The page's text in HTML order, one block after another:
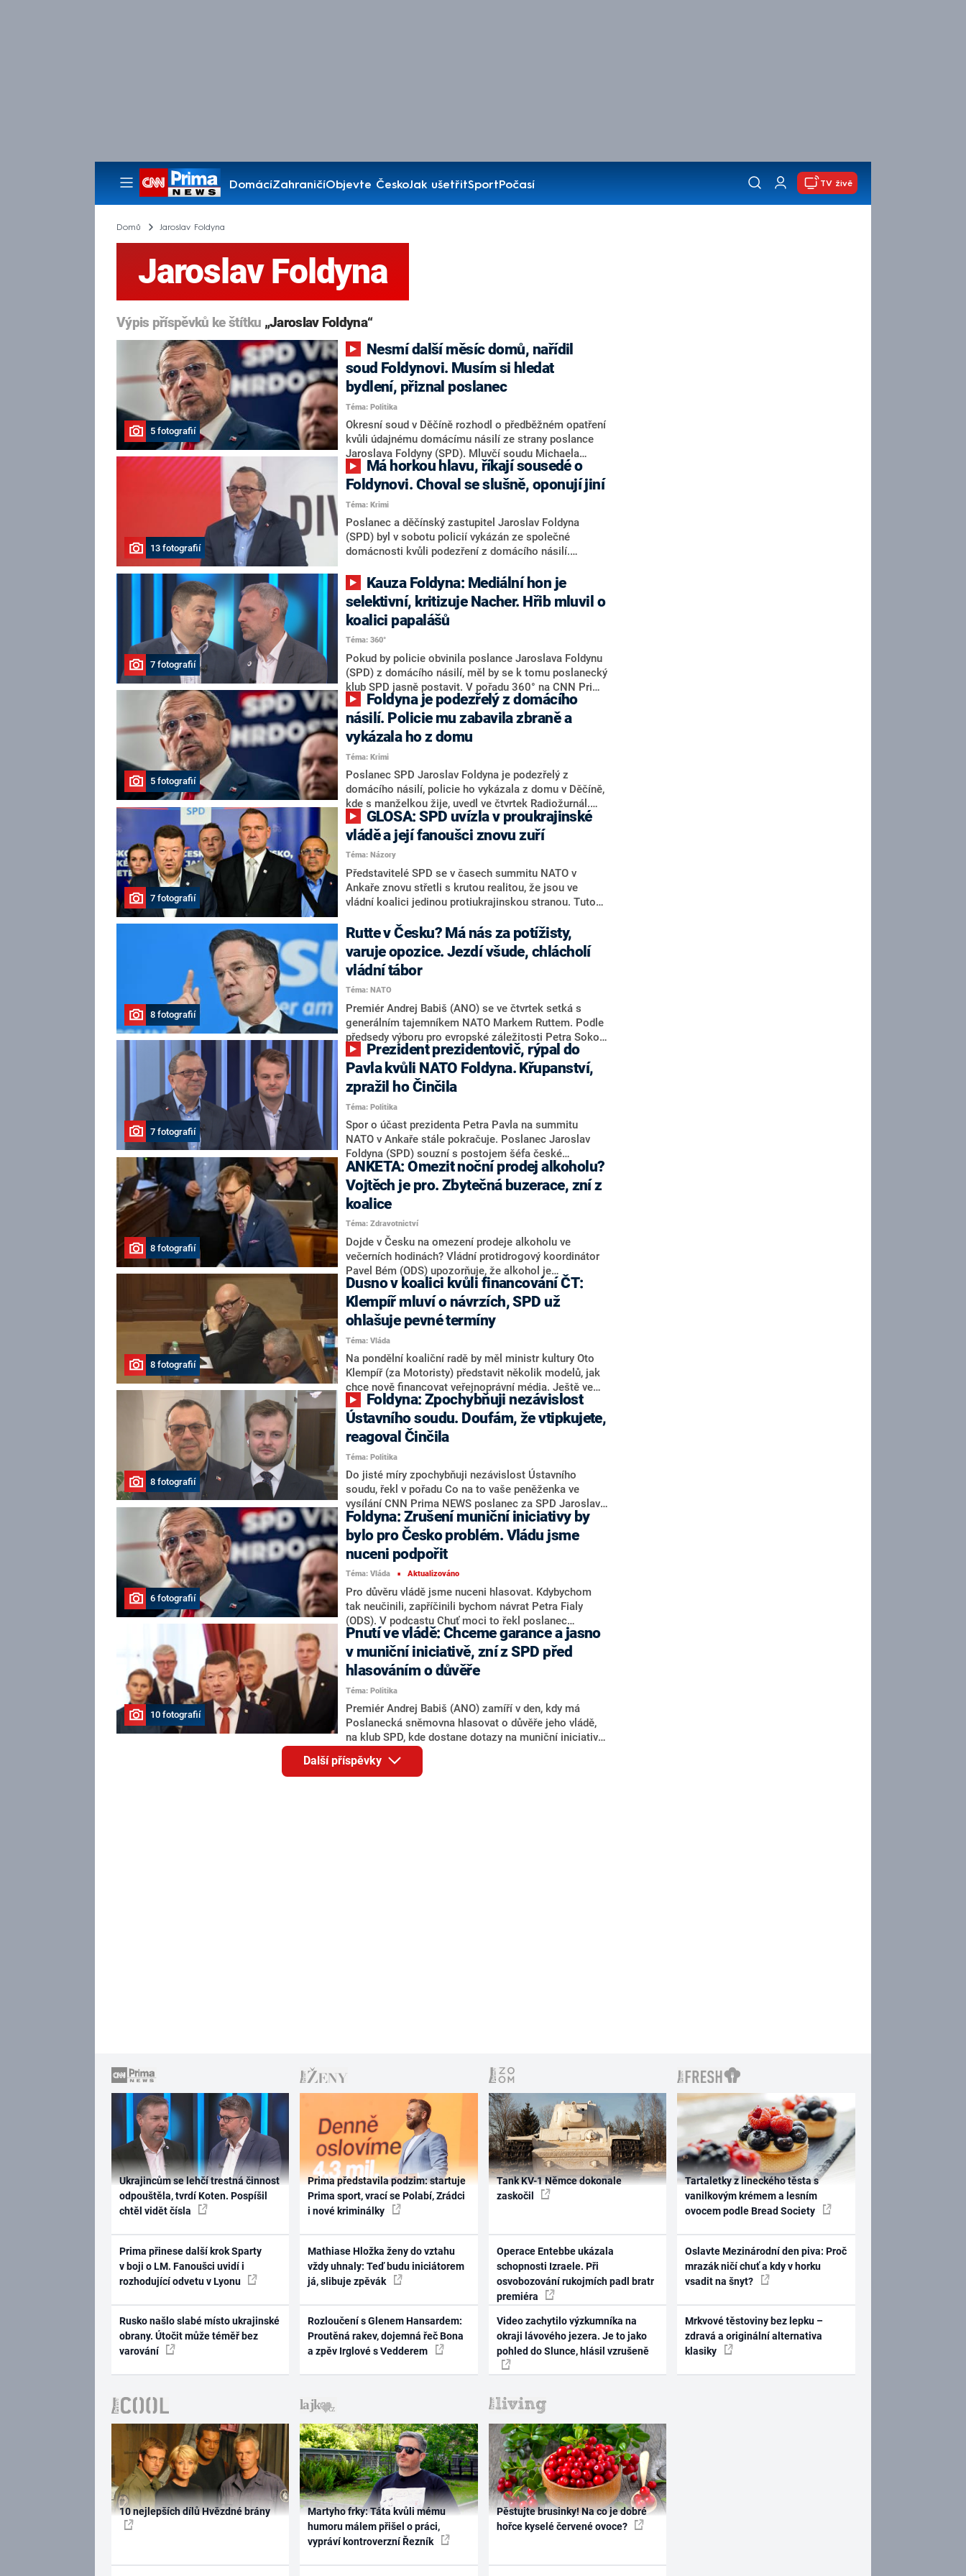
DomácíZahraničíObjevte ČeskoJak ušetřitSportPočasí
Pořady
TV živě
Domů Jaroslav Foldyna
Jaroslav Foldyna
Výpis příspěvků ke štítku „Jaroslav Foldyna“
5 fotografií
soud Foldynovi. Musím si hledat
bydlení, přiznal poslanec
Téma: Politika
Okresní soud v Děčíně rozhodl o předběžném opatření
kvůli údajnému domácímu násilí ze strany poslance
Jaroslava Foldyny (SPD). Mluvčí soudu Michaela
Janoušová to v pátek potvrdila, neřekla ale, jak soud
rozhodl. Foldyna ČTK řekl, že soud předběžné opatření
prodloužil pravděpodobně na měsíc. O předběžné
opatření požádala děčínský soud poslancova
manželka. Policie před dvěma týdny Foldynu vykázala
na 14 dní z domu v Děčíně, ve kterém s manželkou
žije. Poslanec opakovaně prohlašuje, že se cítí
poskytnout rychlou ochranu oběti domácího násilí.
13 fotografií
Foldynovi. Choval se slušně, oponují jiní
Téma: Krimi
Poslanec a děčínský zastupitel Jaroslav Foldyna
(SPD) byl v sobotu policií vykázán ze společné
domácnosti kvůli podezření z domácího násilí.
měly trvat dlouhé roky a okolí o nich vědělo, další lidé
z Děčína říkají, že si žádného agresivního chování
politika nikdy nevšimli. Policie Foldynovi zároveň
zabavila legálně držené střelné zbraně. Politik se k
případu odmítá vyjádřit.
7 fotografií
selektivní, kritizuje Nacher. Hřib mluvil o
koalici papalášů
Téma: 360°
Pokud by policie obvinila poslance Jaroslava Foldynu
(SPD) z domácího násilí, měl by se k tomu poslanecký
klub SPD jasně postavit. V pořadu 360° na CNN Prima
NEWS to uvedl poslanec hnutí ANO Patrik Nacher.
Zároveň ale zkritizoval podle svých slov „selektivní
mediální hon“. Předseda Pirátů Zdeněk Hřib naopak
prohlásil, že by měl Foldyna okamžitě po zahájení
trestního stíhání rezignovat. V souvislosti s
aktuálními kauzami vládních stran pak kabinet označil
za „koalici papalášů“.
5 fotografií
násilí. Policie mu zabavila zbraně a
vykázala ho z domu
Téma: Krimi
Poslanec SPD Jaroslav Foldyna je podezřelý z
domácího násilí, policie ho vykázala z domu v Děčíně,
kde s manželkou žije, uvedl ve čtvrtek Radiožurnál.
Foldyna mu potvrdil vykázání z domu, cítí se nevinný,
věc nechtěl komentovat. Zatím nebyl z ničeho
obviněn. Policie podle děčínského státního zástupce
Lukáše Otipky prověřuje podezření ze spáchání dvou
trestných činů – týrání svěřené osoby a týrání osoby
žijící ve společném obydlí. Ve věci je vedeno
prověřování, uvedl ve čtvrtek Otipka v tiskové zprávě, v
7 fotografií
vládě a její fanoušci znovu zuří
Téma: Názory
Představitelé SPD se v časech summitu NATO v
Ankaře znovu střetli s krutou realitou, že jsou ve
vládní koalici jedinou protiukrajinskou stranou. Tuto
vlastní ministr Jaromír Zůna, kterého následně
označili za „porouchaného“ a de facto mu zakázali
mluvit o ruské invazi. Teď vládnímu hnutí uštědřil další
tvrdou ránu ministr Petr Macinka z koaličních
Motoristů, když potvrdil český příspěvek do programu
na nákup amerických zbraní pro Ukrajinu. Část
fanoušků SPD se tak znovu bouří a uvnitř vládního
tábora dochází k bizarní situaci.
8 fotografií
Rutte v Česku? Má nás za potížisty,
varuje opozice. Jezdí všude, chlácholí
vládní tábor
Téma: NATO
Premiér Andrej Babiš (ANO) se ve čtvrtek setká s
generálním tajemníkem NATO Markem Ruttem. Podle
předsedy výboru pro evropské záležitosti Petra Sokola
(ODS) se bude ministerského předsedy ptát na situaci
kolem obranných výdajů v rámci rozpočtu pro tento
rok. „Je to velmi důležitý vykřičník,“ zdůraznil.
Předseda TOP 09 Matěj Ondřej Havel řekl, že Rutte
jezdí jen do „problémových“ států. Poslanec Jaroslav
Foldyna (SPD) taková prohlášení odmítá – tajemník
prý objíždí všechny státy. Podobně se pro CNN Prima
NEWS vyjádřil i poslanec Denis Doksanský (ANO).
7 fotografií
Pavla kvůli NATO Foldyna. Křupanství,
zpražil ho Činčila
Téma: Politika
Spor o účast prezidenta Petra Pavla na summitu
NATO v Ankaře stále pokračuje. Poslanec Jaroslav
Foldyna (SPD) souzní s postojem šéfa české
diplomacie Petra Macinky (Motoristé), že Pavel
představuje vůdčí osobnost opozice. V pořadu Divoká
karta na CNN Prima NEWS o něm opakovaně hovořil
jako o „prezidentovi prezidentovičovi“. Hlavy státu se
zastal zákonodárce Benjamin Činčila (KDU-ČSL), který
doufá, že premiér Andrej Babiš (ANO) nakonec poletí
na summit s Pavlem. Foldynovi za přezdívku pro
prezidenta vyčetl „křupanské chování“.
8 fotografií
ANKETA: Omezit noční prodej alkoholu?
Vojtěch je pro. Zbytečná buzerace, zní z
koalice
Téma: Zdravotnictví
Dojde v Česku na omezení prodeje alkoholu ve
večerních hodinách? Vládní protidrogový koordinátor
Pavel Bém (ODS) upozorňuje, že alkohol je
nejškodlivější drogou u nás. Proto hodlá rozproudit
debatu o návrhu zákazu jeho prodeje po deváté hodině
večer na určitých místech. Za vhodný nástroj to
považuje i ministr zdravotnictví Adam Vojtěch (za
ANO), uvedl pro web iDnes.cz. Resort prý již pracuje
na opatření, od nichž si slibuje omezení konzumace
alkoholu. Od koaličních partnerů ale moc podpory
nezaznívá, naopak některé opoziční strany takový
návrh oceňují.
8 fotografií
Dusno v koalici kvůli financování ČT:
Klempíř mluví o návrzích, SPD už
ohlašuje pevné termíny
Téma: Vláda
Na pondělní koaliční radě by měl ministr kultury Oto
Klempíř (za Motoristy) představit několik modelů, jak
chce nově financovat veřejnoprávní média. Ještě ve
čtvrtek ve Sněmovně pronesl, že na toto téma dosud
není mezi třemi vládními partnery shoda, takže je
jakákoliv politická či odborná debata zbytečná.
Místopředseda SPD Radim Fiala ale již na sítích
oznamuje, že od příštího roku bude dle dohody
financování veřejnoprávních médií převedeno na státní
rozpočet. Opozice ho kritizuje za formulaci, že Česká
televize a Český rozhlas již nebudou placeny „z kapes
občanů“.
8 fotografií
Ústavního soudu. Doufám, že vtipkujete,
reagoval Činčila
Téma: Politika
Do jisté míry zpochybňuji nezávislost Ústavního
soudu, řekl v pořadu Co na to vaše peněženka ve
vysílání CNN Prima NEWS poslanec za SPD Jaroslav
Foldyna. Jeho kolega z KDU-ČSL Benjamin Činčila na
to reagoval prohlášením, že doufá, že vtipkoval.
6 fotografií
Foldyna: Zrušení muniční iniciativy by
bylo pro Česko problém. Vládu jsme
nuceni podpořit
Téma: Vláda ■ Aktualizováno
Pro důvěru vládě jsme nuceni hlasovat. Kdybychom
tak neučinili, zapříčinili bychom návrat Petra Fialy
(ODS). V podcastu Chuť moci to řekl poslanec
Jaroslav Foldyna (SPD). Podle něj by zrušení muniční
iniciativy Česko dostalo do složité situace na
mezinárodním poli. Nyní vláda alespoň prověří
všechny její okolnosti.
10 fotografií
Pnutí ve vládě: Chceme garance a jasno
v muniční iniciativě, zní z SPD před
hlasováním o důvěře
Téma: Politika
Premiér Andrej Babiš (ANO) zamíří v den, kdy má
Poslanecká sněmovna hlasovat o důvěře jeho vládě,
na klub SPD, kde dostane dotazy na muniční iniciativu.
Právě kvůli ní vyjadřuje část klubu SPD silnou
nespokojenost a žádá po Babišovi garance, že na ni
nebudou vydávány české peníze, jak vláda uvedla.
Další příspěvky
Ukrajincům se lehčí trestná činnost
odpouštěla, tvrdí Koten. Pospíšil
chtěl vidět čísla
Prima přinese další krok Sparty
v boji o LM. Fanoušci uvidí i
rozhodující odvetu v Lyonu
Rusko našlo slabé místo ukrajinské
obrany. Útočit může téměř bez
varování
Prima představila podzim: startuje
Prima sport, vrací se Polabí, Zrádci
i nové kriminálky
Mathiase Hložka ženy do vztahu
vždy uhnaly: Teď budu iniciátorem
já, slibuje zpěvák
Rozloučení s Glenem Hansardem:
Proutěná rakev, dojemná řeč Bona
a zpěv Irglové s Vedderem
Tank KV-1 Němce dokonale
zaskočil
Operace Entebbe ukázala
schopnosti Izraele. Při
osvobozování rukojmích padl bratr
premiéra
Video zachytilo výzkumníka na
okraji lávového jezera. Je to jako
pohled do Slunce, hlásil vzrušeně
Tartaletky z lineckého těsta s
vanilkovým krémem a lesním
ovocem podle Bread Society
Oslavte Mezinárodní den piva: Proč
mrazák ničí chuť a kdy v horku
vsadit na šnyt?
Mrkvové těstoviny bez lepku –
zdravá a originální alternativa
klasiky
10 nejlepších dílů Hvězdné brány
Martyho frky: Táta kvůli mému
humoru málem přišel o práci,
vypráví kontroverzní Řezník
Pěstujte brusinky! Na co je dobré
hořce kyselé červené ovoce?